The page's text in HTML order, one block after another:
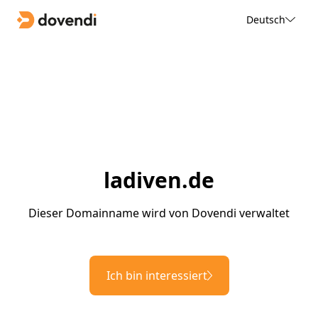
Deutsch
ladiven.de
Dieser Domainname wird von Dovendi verwaltet
Ich bin interessiert